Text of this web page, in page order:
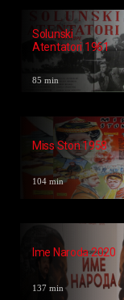
Solunski
Atentatori 1961
85 min
Miss Ston 1958
104 min
Ime Naroda 2020
137 min